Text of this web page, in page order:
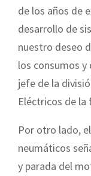
de los años de
desarrollo de
nuestro deseo
los consumos y
jefe de la
Eléctricos de
Por otro lado,
neumáticos
y parada del